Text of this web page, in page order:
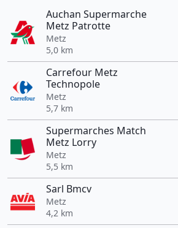
Auchan Supermarche
Metz Patrotte
Metz
5,0 km
Carrefour Metz
Technopole
Metz
5,7 km
Supermarches Match
Metz Lorry
Metz
5,5 km
Sarl Bmcv
Metz
4,2 km